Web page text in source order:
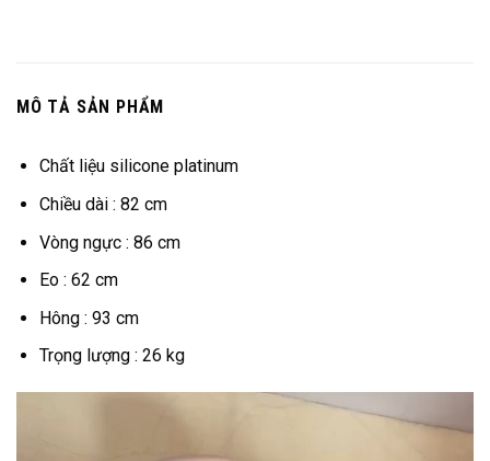
MÔ TẢ SẢN PHẨM
Chất liệu silicone platinum
Chiều dài : 82 cm
Vòng ngực : 86 cm
Eo : 62 cm
Hông : 93 cm
Trọng lượng : 26 kg